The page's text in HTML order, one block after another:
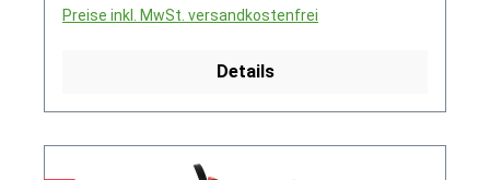
Preise inkl. MwSt. versandkostenfrei
Details